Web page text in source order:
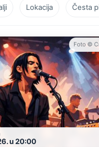
Lokacija Česta
Foto ©
u 20:00